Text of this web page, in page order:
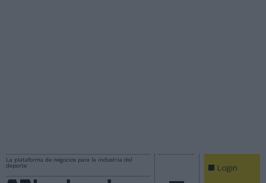
La plataforma de negocios para la industria del
deporte
Login